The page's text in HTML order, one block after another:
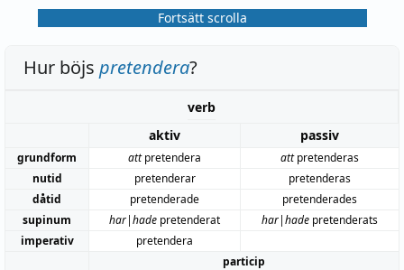
Fortsätt scrolla
Hur böjs pretendera?
verb
aktiv
passiv
grundform attpretendera attpretenderas
nutid
pretenderar
pretenderas
dåtid
pretenderade
pretenderades
supinum
har|hade pretenderat har|hade pretenderats
imperativ
pretendera
particip